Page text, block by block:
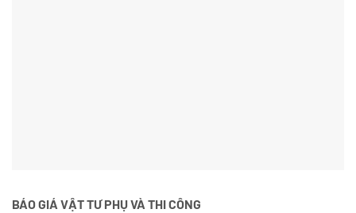
BÁO GIÁ VẬT TƯ PHỤ VÀ THI CÔNG